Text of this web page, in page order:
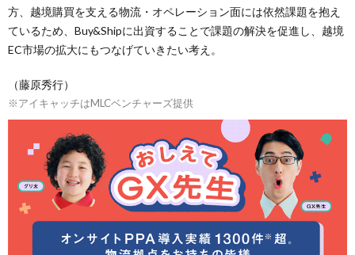
方、越境購買を支える物流・オペレーション面には依然課題を抱え
ているため、Buy&Shipに出資することで課題の解決を促進し、越境
EC市場の拡大にもつなげていきたい考え。
（藤原秀行）
※アイキャッチはMLCベンチャーズ提供